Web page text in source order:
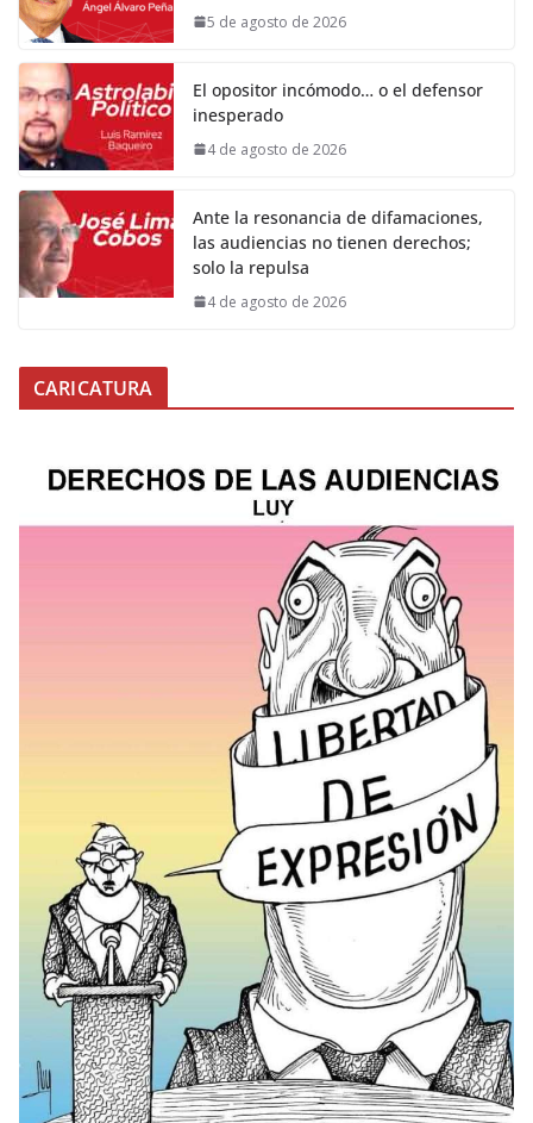
5 de agosto de 2026
El opositor incómodo… o el defensor
inesperado
4 de agosto de 2026
Ante la resonancia de difamaciones,
las audiencias no tienen derechos;
solo la repulsa
4 de agosto de 2026
CARICATURA